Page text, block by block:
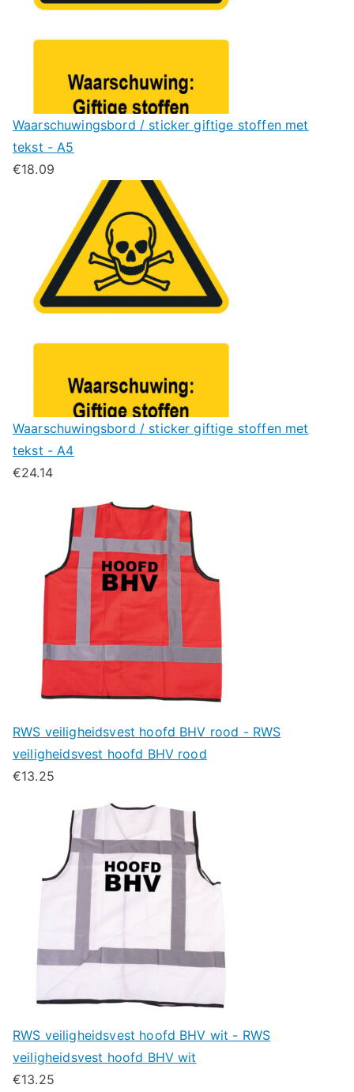
Waarschuwingsbord / sticker giftige stoffen met
tekst - A5
€18.09
Waarschuwingsbord / sticker giftige stoffen met
tekst - A4
€24.14
RWS veiligheidsvest hoofd BHV rood - RWS
veiligheidsvest hoofd BHV rood
€13.25
RWS veiligheidsvest hoofd BHV wit - RWS
veiligheidsvest hoofd BHV wit
€13.25